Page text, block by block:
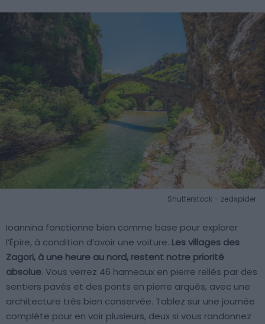
Shutterstock – zedspider
Ioannina fonctionne bien comme base pour explorer
l’Épire, à condition d’avoir une voiture. Les villages des
Zagori, à une heure au nord, restent notre priorité
absolue. Vous verrez 46 hameaux en pierre reliés par des
sentiers pavés et des ponts en pierre arqués, avec une
architecture très bien conservée. Tablez sur une journée
complète pour en voir plusieurs, deux si vous randonnez